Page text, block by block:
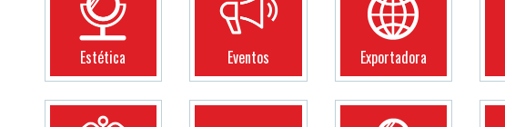
Estética Eventos Exportadora